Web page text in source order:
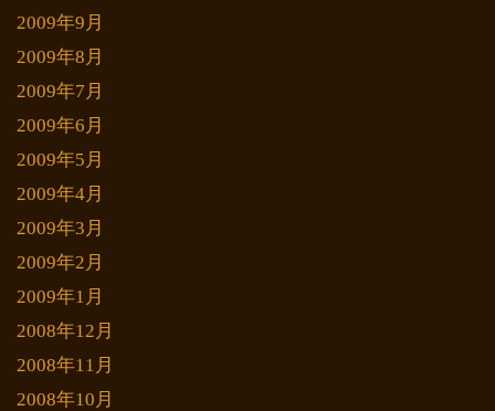
2009年9月
2009年8月
2009年7月
2009年6月
2009年5月
2009年4月
2009年3月
2009年2月
2009年1月
2008年12月
2008年11月
2008年10月